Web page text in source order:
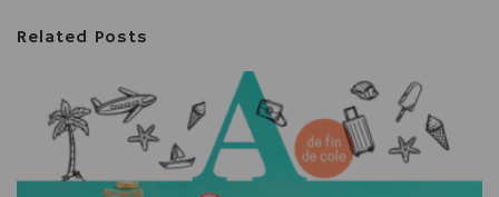
Related Posts